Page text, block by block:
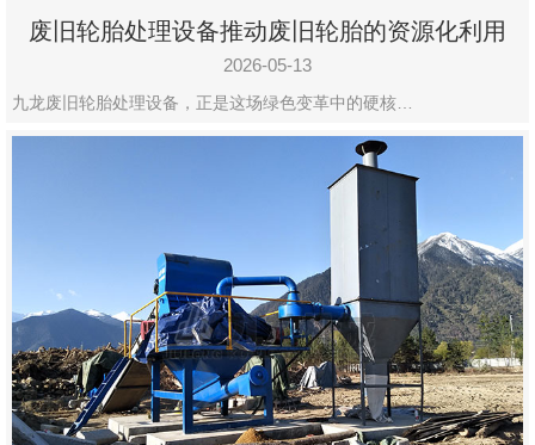
废旧轮胎处理设备推动废旧轮胎的资源化利用
2026-05-13
九龙废旧轮胎处理设备，正是这场绿色变革中的硬核…